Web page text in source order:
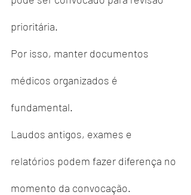
prioritária.
Por isso, manter documentos
médicos organizados é
fundamental.
Laudos antigos, exames e
relatórios podem fazer diferença no
momento da convocação.